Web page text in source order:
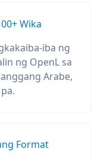
Wika
iba ng
ng OpenL sa
Arabe,
Format